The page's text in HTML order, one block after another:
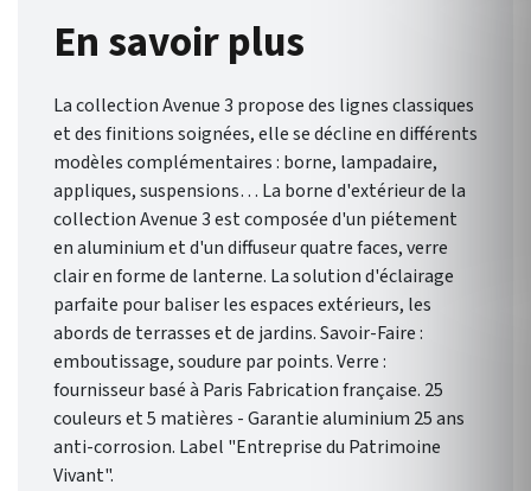
En savoir plus
La collection Avenue 3 propose des lignes classiques
et des finitions soignées, elle se décline en différents
modèles complémentaires : borne, lampadaire,
appliques, suspensions… La borne d'extérieur de la
collection Avenue 3 est composée d'un piétement
en aluminium et d'un diffuseur quatre faces, verre
clair en forme de lanterne. La solution d'éclairage
parfaite pour baliser les espaces extérieurs, les
abords de terrasses et de jardins. Savoir-Faire :
emboutissage, soudure par points. Verre :
fournisseur basé à Paris Fabrication française. 25
couleurs et 5 matières - Garantie aluminium 25 ans
anti-corrosion. Label "Entreprise du Patrimoine
Vivant".